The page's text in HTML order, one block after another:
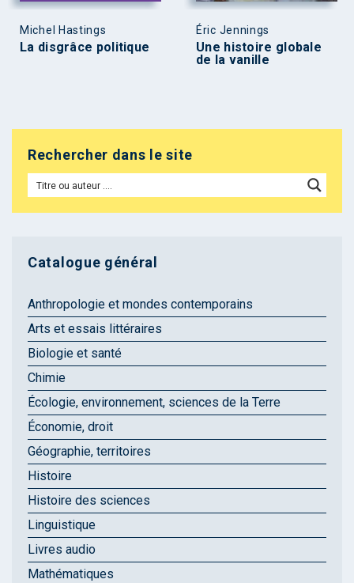
Michel Hastings
La disgrâce politique
Éric Jennings
Une histoire globale
de la vanille
Rechercher dans le site
Catalogue général
Anthropologie et mondes contemporains
Arts et essais littéraires
Biologie et santé
Chimie
Écologie, environnement, sciences de la Terre
Économie, droit
Géographie, territoires
Histoire
Histoire des sciences
Linguistique
Livres audio
Mathématiques